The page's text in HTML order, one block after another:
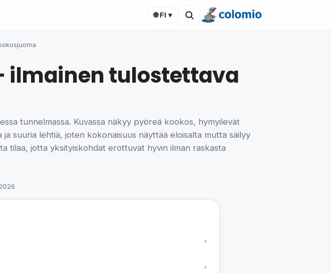
🌐 FI ▾
ilmainen tulostettava
tunnelmassa. Kuvassa näkyy pyöreä kookos, hymyilevät
suuria lehtiä, joten kokonaisuus näyttää eloisalta mutta säilyy
tilaa, jotta yksityiskohdat erottuvat hyvin ilman raskasta
›
›